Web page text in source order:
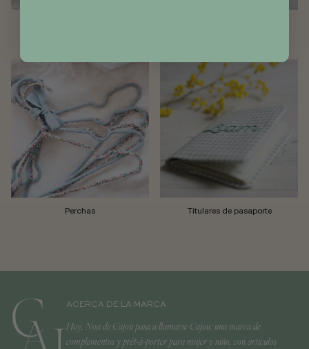
Perchas Titulares de pasaporte
ACERCA DE LA MARCA
Hoy, Noa de Cajou pasa a llamarse Cajou: una marca de
complementos y prêt-à-porter para mujer y niño, con artículos